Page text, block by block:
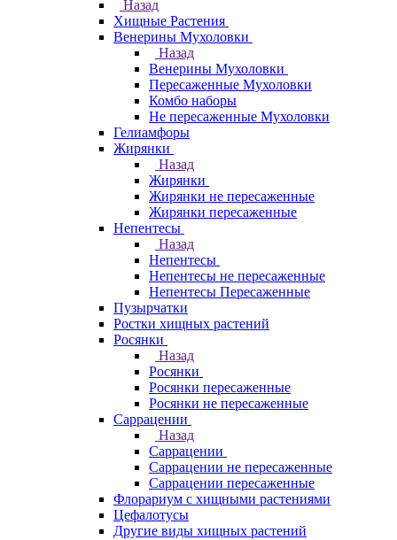
Назад
Хищные Растения
Венерины Мухоловки
Назад
Венерины Мухоловки
Пересаженные Мухоловки
Комбо наборы
Не пересаженные Мухоловки
Гелиамфоры
Жирянки
Назад
Жирянки
Жирянки не пересаженные
Жирянки пересаженные
Непентесы
Назад
Непентесы
Непентесы не пересаженные
Непентесы Пересаженные
Пузырчатки
Ростки хищных растений
Росянки
Назад
Росянки
Росянки пересаженные
Росянки не пересаженные
Саррацении
Назад
Саррацении
Саррацении не пересаженные
Саррацении пересаженные
Флорариум с хищными растениями
Цефалотусы
Другие виды хищных растений